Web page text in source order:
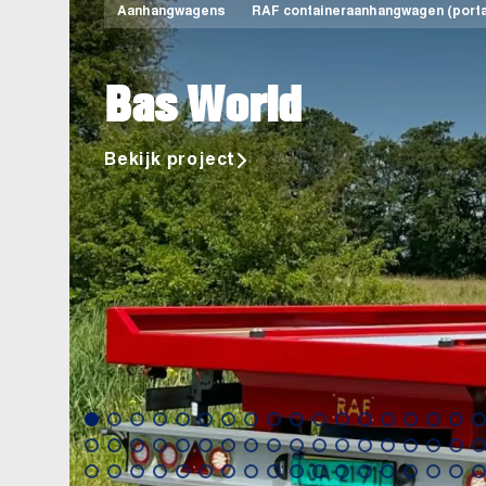
Aanhangwagens RAF containeraanhangwagen
Bas World
Bekijk project